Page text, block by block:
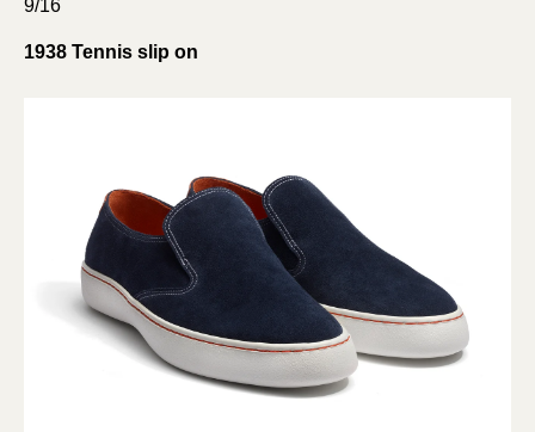
9/16
1938 Tennis slip on